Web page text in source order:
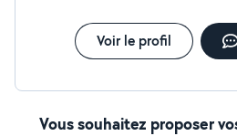
Voir le profil
Vous souhaitez proposer